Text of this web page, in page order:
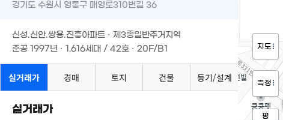
지도
측정
평
경기도 수원시 영통구 매영로310번길 36
신성.신안.쌍용.진흥아파트 · 제3종일반주거지역
준공 1997년 · 1,616세대 / 42호 · 20F/B1
실거래가 경매 토지 건물 등기/설계
실거래가